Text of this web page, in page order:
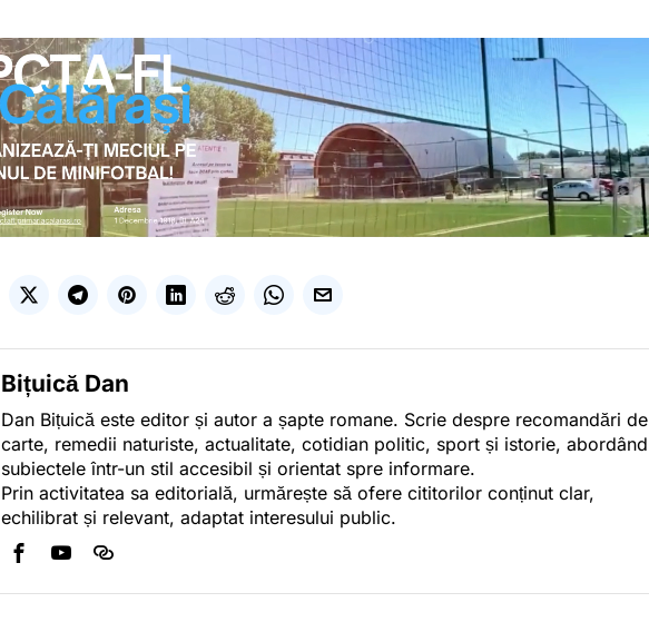
Bițuică Dan
Dan Bițuică este editor și autor a șapte romane. Scrie despre recomandări de
carte, remedii naturiste, actualitate, cotidian politic, sport și istorie, abordând
subiectele într-un stil accesibil și orientat spre informare.
Prin activitatea sa editorială, urmărește să ofere cititorilor conținut clar,
echilibrat și relevant, adaptat interesului public.